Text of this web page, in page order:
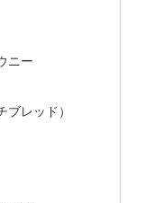
ニー
レッド）